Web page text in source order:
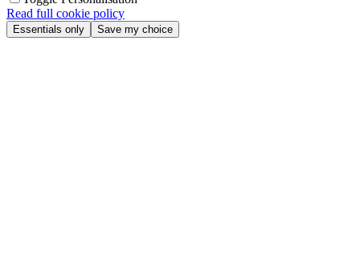
Read full cookie policy
Essentials only Save my choice